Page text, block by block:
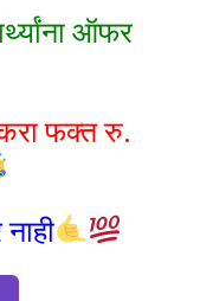
ऑफर
फक्त रु.